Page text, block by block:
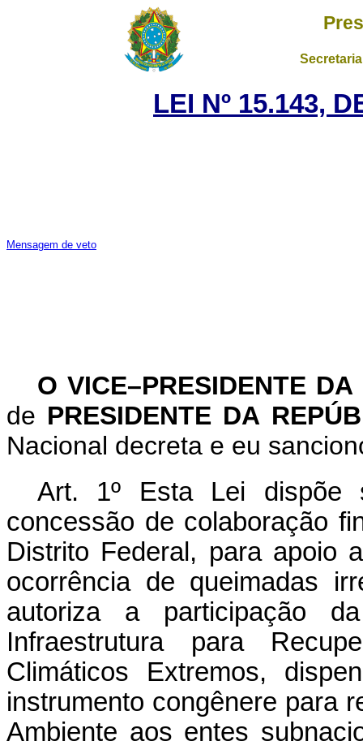
LEI Nº 15.143,
Mensagem de veto
O VICE–PRESIDENTE
de PRESIDENTE DA
Nacional decreta e eu
Art. 1º Esta Lei dispõe
concessão de colaboração
Distrito Federal, para apoio
ocorrência de queimadas
autoriza a participação
Infraestrutura para
Climáticos Extremos,
instrumento congênere para
Ambiente aos entes